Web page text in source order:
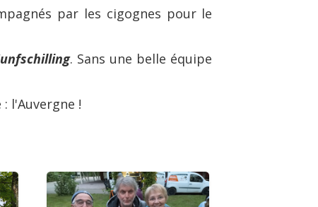
par les cigognes pour le
. Sans une belle équipe
l'Auvergne !